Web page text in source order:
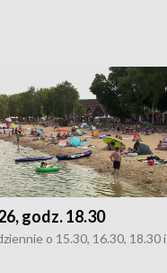
godz. 18.30
o 15.30, 16.30, 18.30 i